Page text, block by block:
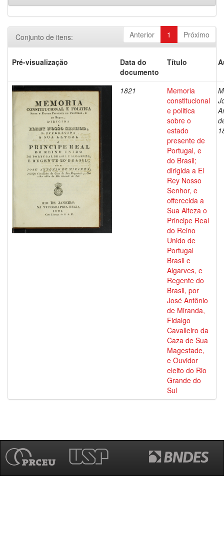
Anterior 1 Próximo
Conjunto de itens:
Pré-visualização
Data do
documento
Título
1821
Memoria
constitucional
e politica
sobre o
estado
presente de
Portugal, e
do Brasil;
dirigida a El
Rey Nosso
Senhor, e
offerecida a
Sua Alteza o
Principe Real
do Reino
Unido de
Portugal
Brasil e
Algarves, e
Regente do
Brasil, por
José Antônio
de Miranda,
Fidalgo
Cavalleiro da
Caza de Sua
Magestade,
e Ouvidor
eleito do Rio
Grande do
Sul